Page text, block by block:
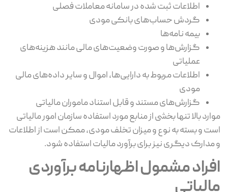
اطلاعات ثبت‌ شده در سامانه معاملات فصلی
گردش حساب‌های بانکی مودی
بیمه ‌نامه‌ها
گزارش‌ها و صورت‌ وضعیت‌های مالی مانند هزینه‌های
عملیاتی
اطلاعات مربوط به دارایی‌ها، اموال و سایر داده‌های مالی
مودی
گزارش‌های مستند و قابل استناد ماموران مالیاتی
موارد بالا تنها بخشی از منابع مورد استفاده سازمان امور مالیاتی
است و بسته به نوع و میزان تخلف مودی، ممکن است از اطلاعات
و مدارک دیگری نیز برای برآورد مالیات استفاده شود.
افراد مشمول اظهارنامه برآوردی